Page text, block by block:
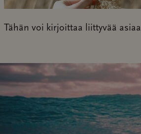
Tähän voi kirjoittaa liittyvää asiaa